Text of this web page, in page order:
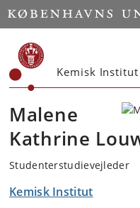
Start
Kemisk Institut
Malene
Kathrine
Studenterstudievejleder
Kemisk Institut